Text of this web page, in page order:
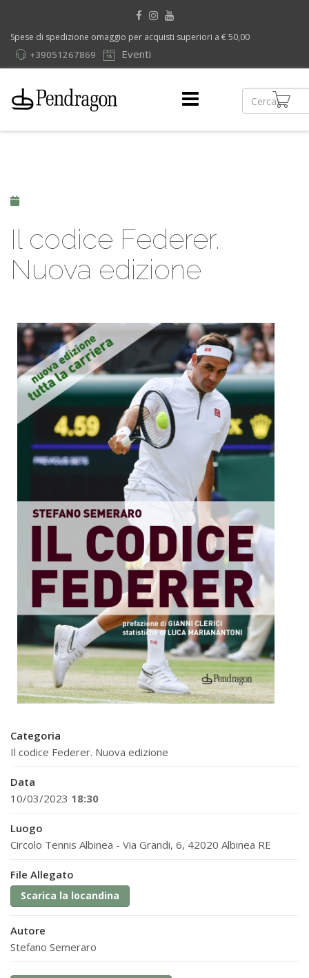
Spese di spedizione omaggio per acquisti superiori a € 50,00
Eventi
+39051267869
Il codice Federer.
Nuova edizione
Categoria
Il codice Federer. Nuova edizione
Data
10/03/2023 18:30
Luogo
Circolo Tennis Albinea - Via Grandi, 6, 42020 Albinea RE
File Allegato
Scarica la locandina
Autore
Stefano Semeraro